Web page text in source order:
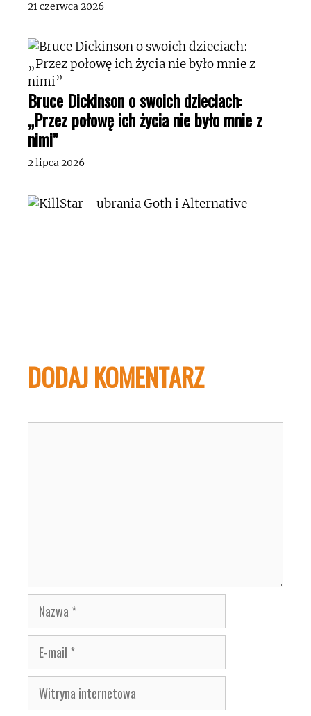
21 czerwca 2026
Bruce Dickinson o swoich dzieciach:
„Przez połowę ich życia nie było mnie z
nimi”
2 lipca 2026
DODAJ KOMENTARZ
Nazwa
E-
mail
Witryna
internetowa